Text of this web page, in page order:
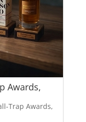
Awards,
Trap Awards,